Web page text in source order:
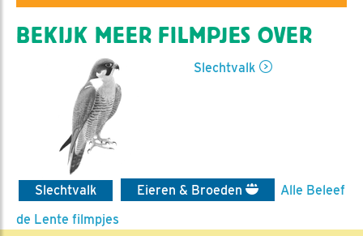
BEKIJK MEER FILMPJES OVER
Slechtvalk
Slechtvalk Eieren & Broeden
Alle Beleef
de Lente filmpjes